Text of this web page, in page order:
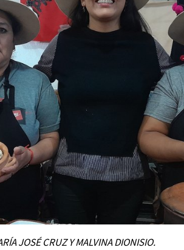
JOSÉ CRUZ Y MALVINA DIONISIO.